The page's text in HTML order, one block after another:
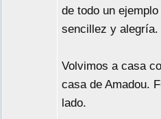
de todo un
sencillez y alegría.
Volvimos a casa
casa de Amadou.
lado.